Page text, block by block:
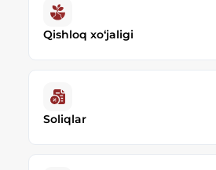
Qishloq xo‘jaligi
Soliqlar